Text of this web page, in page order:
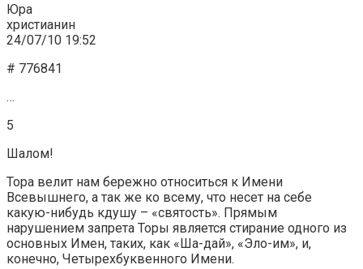
Юра
христианин
24/07/10 19:52
# 776841
…
5
Шалом!
Тора велит нам бережно относиться к Имени
Всевышнего, а так же ко всему, что несет на себе
какую-нибудь кдушу – «святость». Прямым
нарушением запрета Торы является стирание одного из
основных Имен, таких, как «Ша-дай», «Эло-им», и,
конечно, Четырехбуквенного Имени.